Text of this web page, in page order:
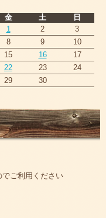
金 土
日
1
2
3
8 9
10
15 16
17
22 23
24
29 30
ご利用ください